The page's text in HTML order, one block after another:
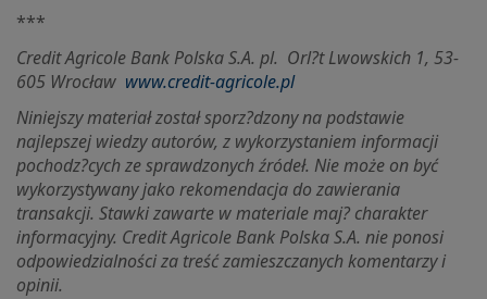
***
Credit Agricole Bank Polska S.A. pl. Orl?t Lwowskich 1, 53-
605 Wrocław www.credit-agricole.pl
Niniejszy materiał został sporz?dzony na podstawie
najlepszej wiedzy autorów, z wykorzystaniem informacji
pochodz?cych ze sprawdzonych źródeł. Nie może on być
wykorzystywany jako rekomendacja do zawierania
transakcji. Stawki zawarte w materiale maj? charakter
informacyjny. Credit Agricole Bank Polska S.A. nie ponosi
odpowiedzialności za treść zamieszczanych komentarzy i
opinii.